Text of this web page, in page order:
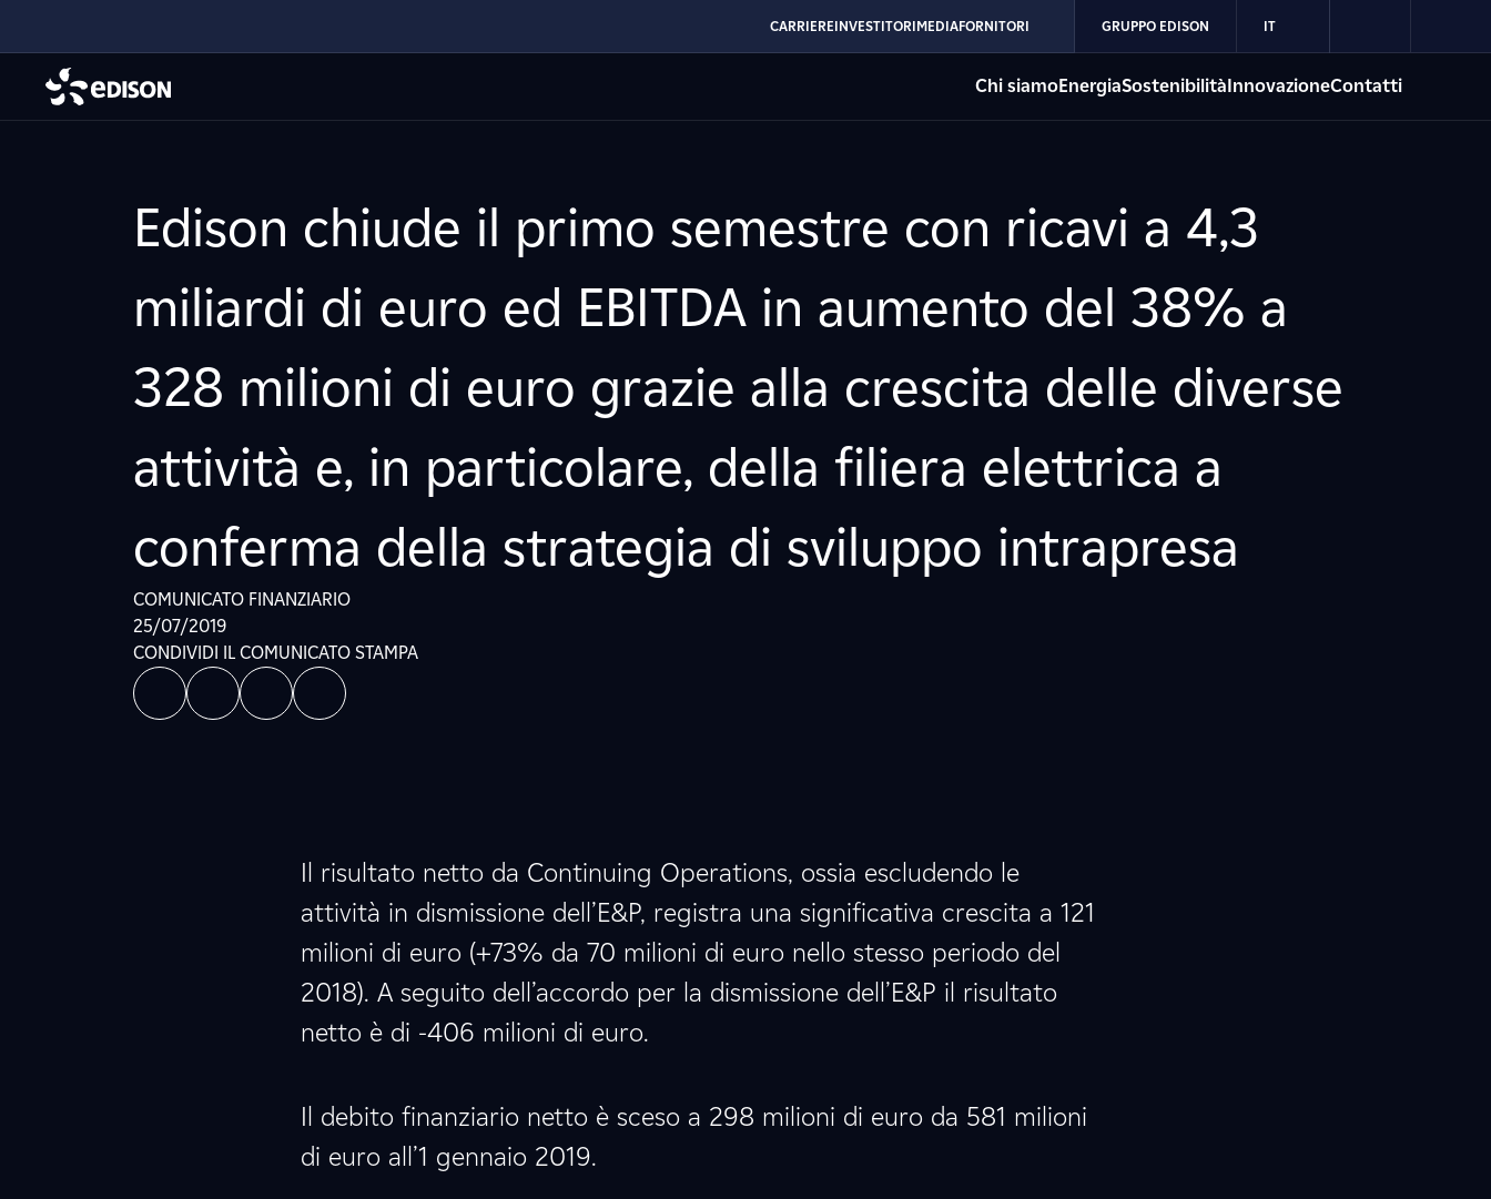
CARRIEREINVESTITORIMEDIAFORNITORI GRUPPO EDISON IT
Chi siamoEnergiaSostenibilitàInnovazioneContatti
Edison chiude il primo semestre con ricavi a 4,3
miliardi di euro ed EBITDA in aumento del 38% a
328 milioni di euro grazie alla crescita delle diverse
attività e, in particolare, della filiera elettrica a
conferma della strategia di sviluppo intrapresa
COMUNICATO FINANZIARIO
25/07/2019
CONDIVIDI IL COMUNICATO STAMPA
Il risultato netto da Continuing Operations, ossia escludendo le
attività in dismissione dell’E&P, registra una significativa crescita a 121
milioni di euro (+73% da 70 milioni di euro nello stesso periodo del
2018). A seguito dell’accordo per la dismissione dell’E&P il risultato
netto è di -406 milioni di euro.
Il debito finanziario netto è sceso a 298 milioni di euro da 581 milioni
di euro all’1 gennaio 2019.